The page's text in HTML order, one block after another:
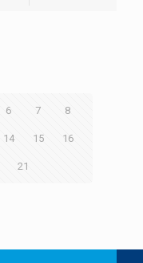
6 7 8
14 15 16
21